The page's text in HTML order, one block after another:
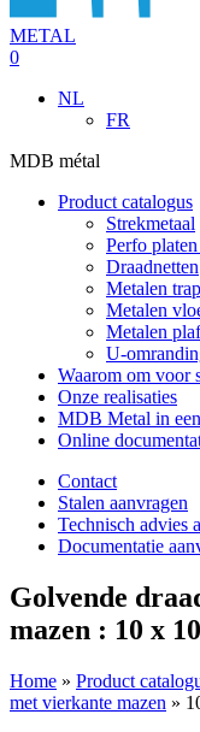
METAL
0
NL
FR
MDB métal
Product catalogus
Strekmetaal
Perfo
Draadnetten
Metalen
Metalen
Metalen
U-
Waarom om voor
Onze realisaties
MDB Metal in
Online
Contact
Stalen aanvragen
Technisch advies
Documentatie
Golvende
mazen : 10 x 10
Home » Product
met vierkante mazen »